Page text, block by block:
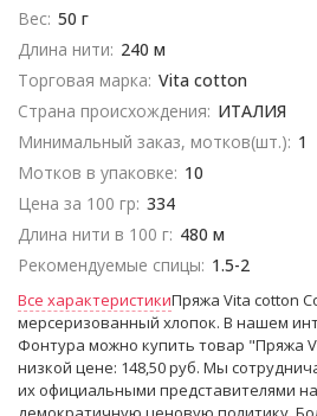
Вес: 50 г
Длина нити: 240 м
Торговая марка: Vita cotton
Страна происхождения: ИТАЛИЯ
Минимальный заказ, мотков(шт.): 1
Мотков в упаковке: 10
Цена за 100 гр: 334
Длина нити в 100 г: 480 м
Рекомендуемые спицы: 1.5-2
Все характеристикиПряжа Vita cotton
мерсеризованный хлопок. В нашем
Фонтура можно купить товар "Пряжа
низкой цене: 148,50 руб. Мы
их официальными представителями